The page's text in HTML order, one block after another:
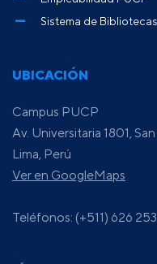
UBICACIÓN
Campus PUCP
Av. Universitaria 1801,
Lima, Perú
Ver en GoogleMaps
Teléfonos: (+511) 626
Sistema de Bibliotecas